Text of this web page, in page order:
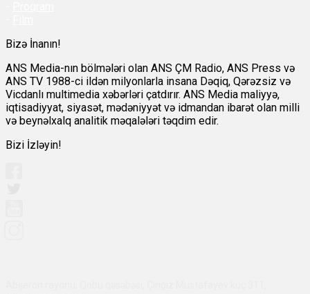
Bizə İnanın!
ANS Media-nın bölmələri olan ANS ÇM Radio, ANS Press və
ANS TV 1988-ci ildən milyonlarla insana Dəqiq, Qərəzsiz və
Vicdanlı multimedia xəbərləri çatdırır. ANS Media maliyyə,
iqtisadiyyat, siyasət, mədəniyyət və idmandan ibarət olan milli
və beynəlxalq analitik məqalələri təqdim edir.
Bizi İzləyin!